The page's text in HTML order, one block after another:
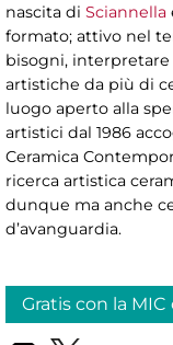
nascita di Sciannella
formato; attivo nel
bisogni, interpretare
artistiche da più di
luogo aperto alla
artistici dal 1986
Ceramica
ricerca artistica
dunque ma anche
d’avanguardia.
Gratis con la MIC